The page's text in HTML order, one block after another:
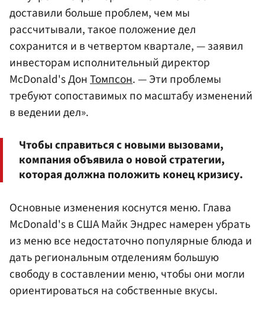
доставили больше проблем, чем мы
рассчитывали, такое положение дел
сохранится и в четвертом квартале, — заявил
инвесторам исполнительный директор
McDonald's ДонТомпсон. — Эти проблемы
требуют сопоставимых по масштабу изменений
в ведении дел».
Чтобы справиться с новыми вызовами,
компания объявила о новой стратегии,
которая должна положить конец кризису.
Основные изменения коснутся меню. Глава
McDonald's в США Майк Эндрес намерен убрать
из меню все недостаточно популярные блюда и
дать региональным отделениям большую
свободу в составлении меню, чтобы они могли
ориентироваться на собственные вкусы.